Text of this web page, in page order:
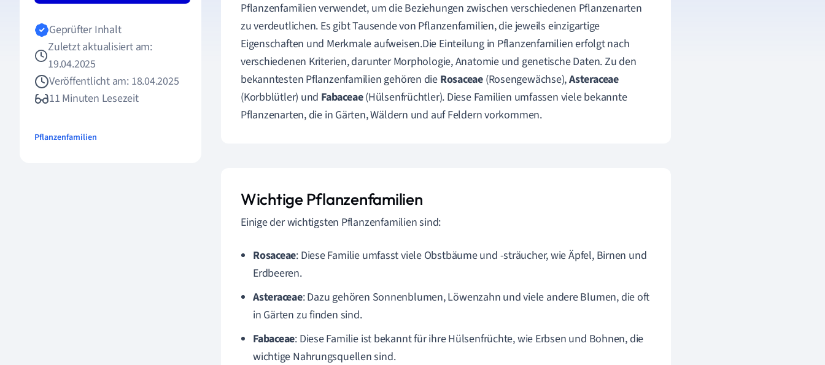
Geprüfter Inhalt
Zuletzt aktualisiert am:
19.04.2025
Veröffentlicht am: 18.04.2025
11 Minuten Lesezeit
Pflanzenfamilien
Pflanzenfamilien verwendet, um die Beziehungen zwischen verschiedenen Pflanzenarten
zu verdeutlichen. Es gibt Tausende von Pflanzenfamilien, die jeweils einzigartige
Eigenschaften und Merkmale aufweisen.Die Einteilung in Pflanzenfamilien erfolgt nach
verschiedenen Kriterien, darunter Morphologie, Anatomie und genetische Daten. Zu den
bekanntesten Pflanzenfamilien gehören die Rosaceae (Rosengewächse),Asteraceae
(Korbblütler) und Fabaceae(Hülsenfrüchtler). Diese Familien umfassen viele bekannte
Pflanzenarten, die in Gärten, Wäldern und auf Feldern vorkommen.
Wichtige Pflanzenfamilien
Einige der wichtigsten Pflanzenfamilien sind:
Rosaceae: Diese Familie umfasst viele Obstbäume und -sträucher, wie Äpfel, Birnen und
Erdbeeren.
Asteraceae: Dazu gehören Sonnenblumen, Löwenzahn und viele andere Blumen, die oft
in Gärten zu finden sind.
Fabaceae: Diese Familie ist bekannt für ihre Hülsenfrüchte, wie Erbsen und Bohnen, die
wichtige Nahrungsquellen sind.